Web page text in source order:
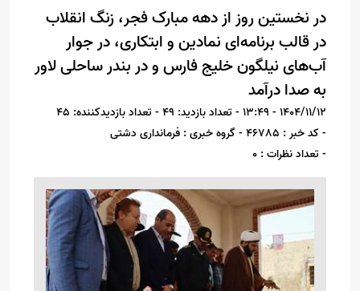
در نخستین روز از دهه مبارک فجر، زنگ انقلاب
در قالب برنامه‌ای نمادین و ابتکاری، در جوار
آب‌های نیلگون خلیج فارس و در بندر ساحلی لاور
به صدا درآمد
1404/11/12 - 13:49 - تعداد بازدید: 49
- تعداد بازدیدکننده: 45
- کد خبر : 46785
- گروه خبری : فرمانداری دشتی
- تعداد نظرات : 0